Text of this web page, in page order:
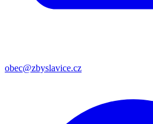
obec@zbyslavice.cz